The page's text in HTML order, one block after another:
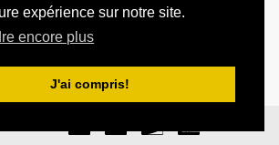
expérience sur notre site.
encore plus
J'ai compris!